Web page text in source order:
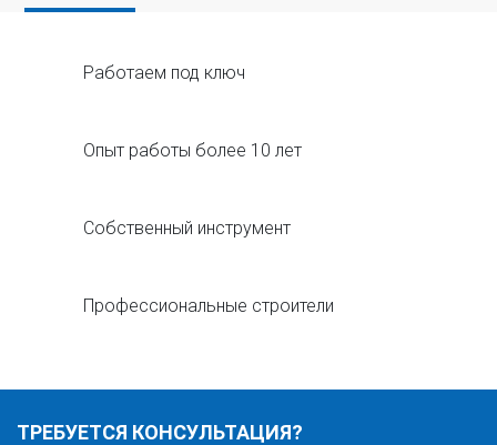
Работаем под ключ
Опыт работы более 10 лет
Собственный инструмент
Профессиональные строители
ТРЕБУЕТСЯ КОНСУЛЬТАЦИЯ?